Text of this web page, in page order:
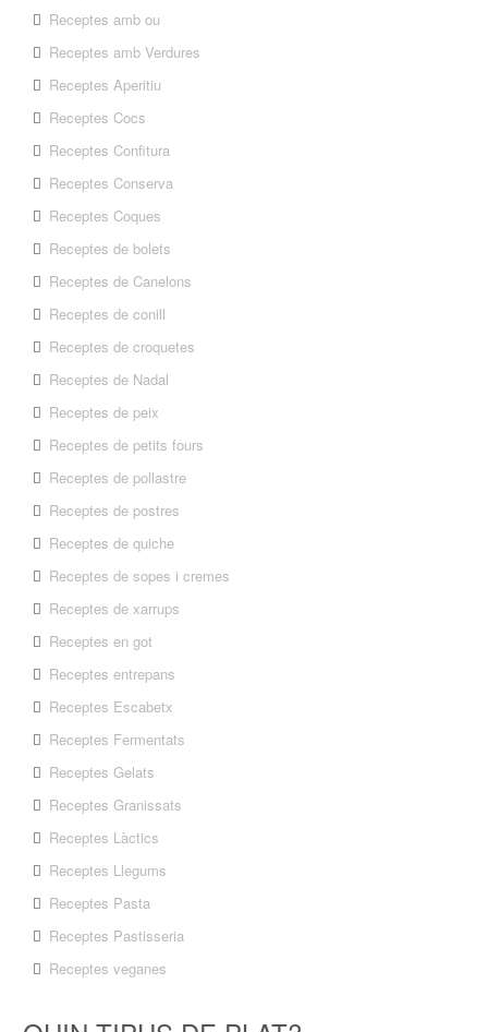
Receptes amb ou
Receptes amb Verdures
Receptes Aperitiu
Receptes Cocs
Receptes Confitura
Receptes Conserva
Receptes Coques
Receptes de bolets
Receptes de Canelons
Receptes de conill
Receptes de croquetes
Receptes de Nadal
Receptes de peix
Receptes de petits fours
Receptes de pollastre
Receptes de postres
Receptes de quiche
Receptes de sopes i cremes
Receptes de xarrups
Receptes en got
Receptes entrepans
Receptes Escabetx
Receptes Fermentats
Receptes Gelats
Receptes Granissats
Receptes Làctics
Receptes Llegums
Receptes Pasta
Receptes Pastisseria
Receptes veganes